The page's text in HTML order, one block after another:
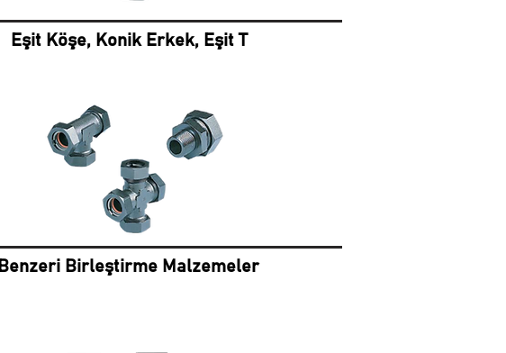
Benzeri Birleştirme Malzemeler
Eşit Köşe, Konik Erkek, Eşit T